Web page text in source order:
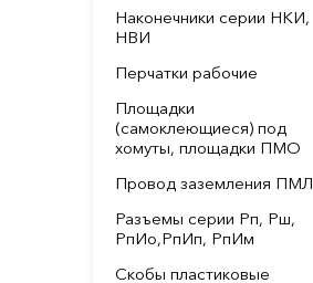
Наконечники серии НКИ,
НВИ
Перчатки рабочие
Площадки
(самоклеющиеся) под
хомуты, площадки ПМО
Провод заземления ПМЛ
Разъемы серии Рп, Рш,
РпИо,РпИп, РпИм
Скобы пластиковые